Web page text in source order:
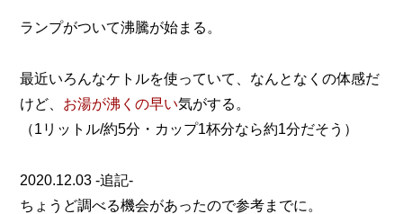
ランプがついて沸騰が始まる。
最近いろんなケトルを使っていて、なんとなくの体感だ
けど、 お湯が沸くの早い気がする。
（1リットル/約5分・カップ1杯分なら約1分だそう）
2020.12.03 -追記-
ちょうど調べる機会があったので参考までに。